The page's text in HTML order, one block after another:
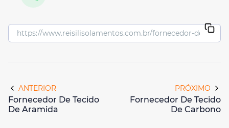
ANTERIOR
Fornecedor De Tecido
De Aramida
PRÓXIMO
Fornecedor De Tecido
De Carbono